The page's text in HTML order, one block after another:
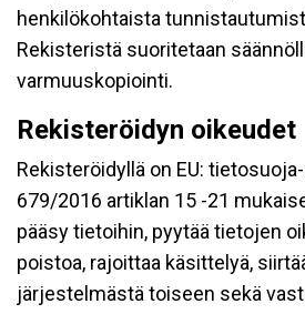
henkilökohtaista
Rekisteristä suoritetaan
varmuuskopiointi.
Rekisteröidyn oikeudet
Rekisteröidyllä on EU:
679/2016 artiklan 15 -21
pääsy tietoihin, pyytää tietojen
poistoa, rajoittaa käsittelyä,
järjestelmästä toiseen sekä